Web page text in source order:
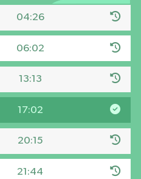
04:26
06:02
13:13
17:02
20:15
21:44